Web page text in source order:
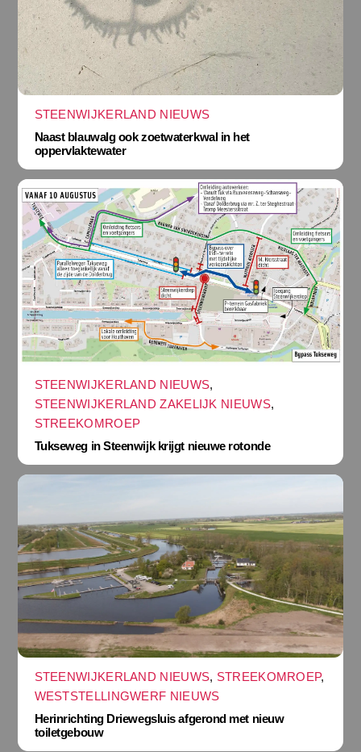
STEENWIJKERLAND NIEUWS
Naast blauwalg ook zoetwaterkwal in het
oppervlaktewater
STEENWIJKERLAND NIEUWS,
STEENWIJKERLAND ZAKELIJK NIEUWS,
STREEKOMROEP
Tukseweg in Steenwijk krijgt nieuwe rotonde
STEENWIJKERLAND NIEUWS, STREEKOMROEP,
WESTSTELLINGWERF NIEUWS
Herinrichting Driewegsluis afgerond met nieuw
toiletgebouw